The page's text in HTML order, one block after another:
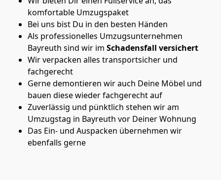
komfortable Umzugspaket
Bei uns bist Du in den besten Händen
Als professionelles Umzugsunternehmen
Bayreuth sind wir im Schadensfall versichert
Wir verpacken alles transportsicher und
fachgerecht
Gerne demontieren wir auch Deine Möbel und
bauen diese wieder fachgerecht auf
Zuverlässig und pünktlich stehen wir am
Umzugstag in Bayreuth vor Deiner Wohnung
Das Ein- und Auspacken übernehmen wir
ebenfalls gerne